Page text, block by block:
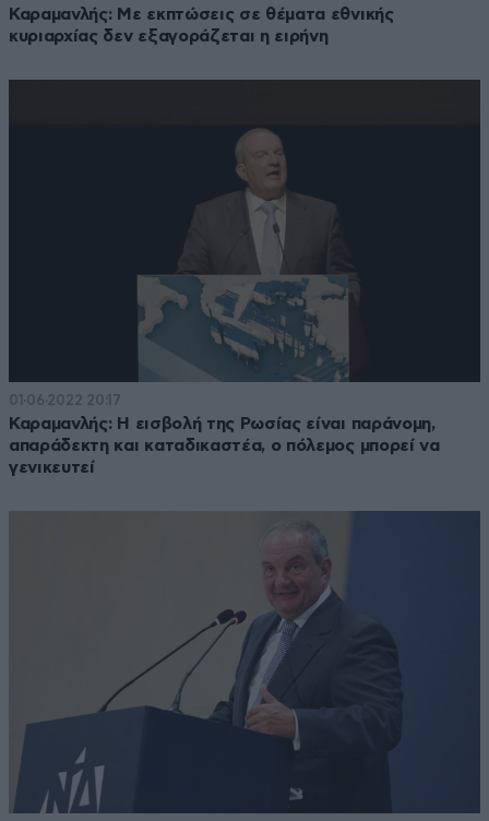
Καραμανλής: Με εκπτώσεις σε θέματα εθνικής
κυριαρχίας δεν εξαγοράζεται η ειρήνη
01·06·2022 20:17
Καραμανλής: Η εισβολή της Ρωσίας είναι παράνομη,
απαράδεκτη και καταδικαστέα, ο πόλεμος μπορεί να
γενικευτεί